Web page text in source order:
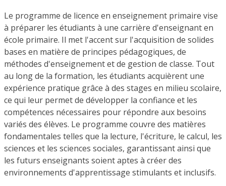
Le programme de licence en enseignement primaire vise
à préparer les étudiants à une carrière d'enseignant en
école primaire. Il met l'accent sur l'acquisition de solides
bases en matière de principes pédagogiques, de
méthodes d'enseignement et de gestion de classe. Tout
au long de la formation, les étudiants acquièrent une
expérience pratique grâce à des stages en milieu scolaire,
ce qui leur permet de développer la confiance et les
compétences nécessaires pour répondre aux besoins
variés des élèves. Le programme couvre des matières
fondamentales telles que la lecture, l'écriture, le calcul, les
sciences et les sciences sociales, garantissant ainsi que
les futurs enseignants soient aptes à créer des
environnements d'apprentissage stimulants et inclusifs.